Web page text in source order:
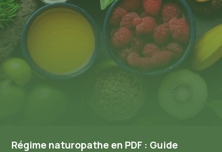
Régime naturopathe en PDF : Guide